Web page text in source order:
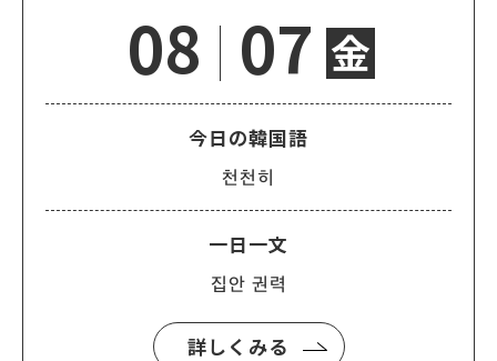
08 07 金
今日の韓国語
천천히
一日一文
집안 권력
詳しくみる